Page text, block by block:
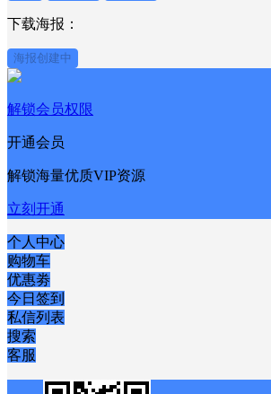
下载海报：
海报创建中
解锁会员权限
开通会员
解锁海量优质VIP资源
立刻开通
个人中心
购物车
优惠劵
今日签到
私信列表
搜索
客服